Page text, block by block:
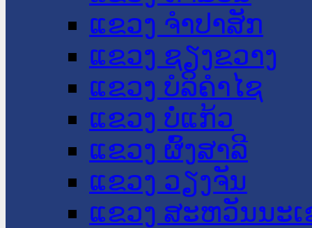
ແຂວງ ຈໍາປາສັກ
ແຂວງ ຊຽງຂວາງ
ແຂວງ ບໍລິຄໍາໄຊ
ແຂວງ ບໍ່ແກ້ວ
ແຂວງ ຜົ້ງສາລີ
ແຂວງ ວຽງຈັນ
ແຂວງ ສະຫວັນນະ